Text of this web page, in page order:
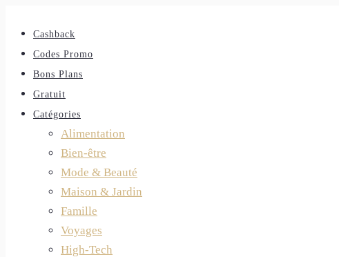
Cashback
Codes Promo
Bons Plans
Gratuit
Catégories
Alimentation
Bien-être
Mode & Beauté
Maison & Jardin
Famille
Voyages
High-Tech